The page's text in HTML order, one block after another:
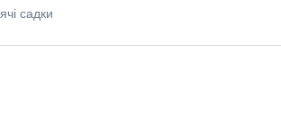
садки